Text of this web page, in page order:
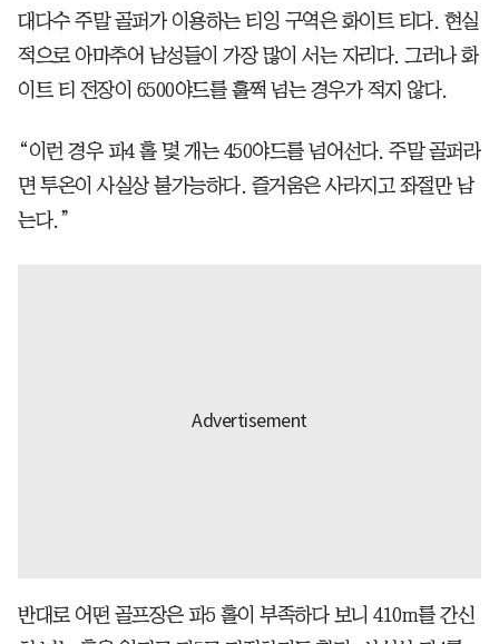
대다수 주말 골퍼가 이용하는 티잉 구역은 화이트 티다. 현실
적으로 아마추어 남성들이 가장 많이 서는 자리다. 그러나 화
이트 티 전장이 6500야드를 훌쩍 넘는 경우가 적지 않다.
“이런 경우 파4 홀 몇 개는 450야드를 넘어선다. 주말 골퍼라
면 투온이 사실상 불가능하다. 즐거움은 사라지고 좌절만 남
는다.”
반대로 어떤 골프장은 파5 홀이 부족하다 보니 410m를 간신